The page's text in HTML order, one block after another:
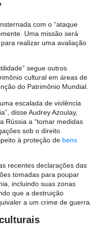
com o “ataque
Uma missão será
realizar uma avaliação
segue outros
cultural em áreas de
do Patrimônio Mundial.
escalada de violência
disse Audrey Azoulay,
Rússia a “tomar medidas
sob o direito
à proteção de bens
recentes declarações das
tomadas para poupar
incluindo suas zonas
que a destruição
a um crime de guerra.